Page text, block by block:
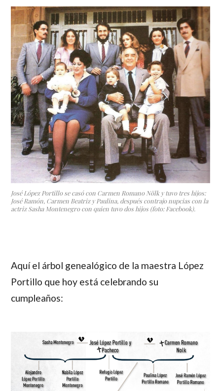
José López Portillo se casó con Carmen Romano Nölk y tuvo tres hijos:
José Ramón, Carmen Beatriz y Paulina, después contrajo nupcias con la
actriz Sasha Montenegro con quien tuvo dos hijos (foto: Facebook).
Aquí el árbol genealógico de la maestra López
Portillo que hoy está celebrando su
cumpleaños: